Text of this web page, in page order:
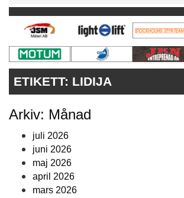
PRENUMERERA
VÅRA ANDRA MAGASIN
ANNONSERA
KONTAKT
ETIKETT: LIDIJA
Arkiv: Månad
juli 2026
juni 2026
maj 2026
april 2026
mars 2026